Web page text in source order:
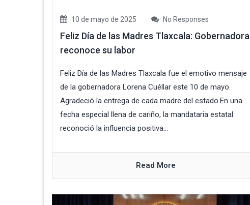
10 de mayo de 2025 No Responses
Feliz Día de las Madres Tlaxcala: Gobernadora
reconoce su labor
Feliz Día de las Madres Tlaxcala fue el emotivo mensaje
de la gobernadora Lorena Cuéllar este 10 de mayo.
Agradeció la entrega de cada madre del estado.En una
fecha especial llena de cariño, la mandataria estatal
reconoció la influencia positiva...
Read More